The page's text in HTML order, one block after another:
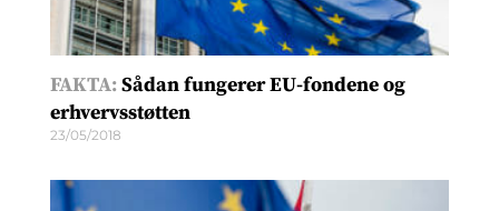
FAKTA:Sådan fungerer EU-fondene og
erhvervsstøtten
23/05/2018